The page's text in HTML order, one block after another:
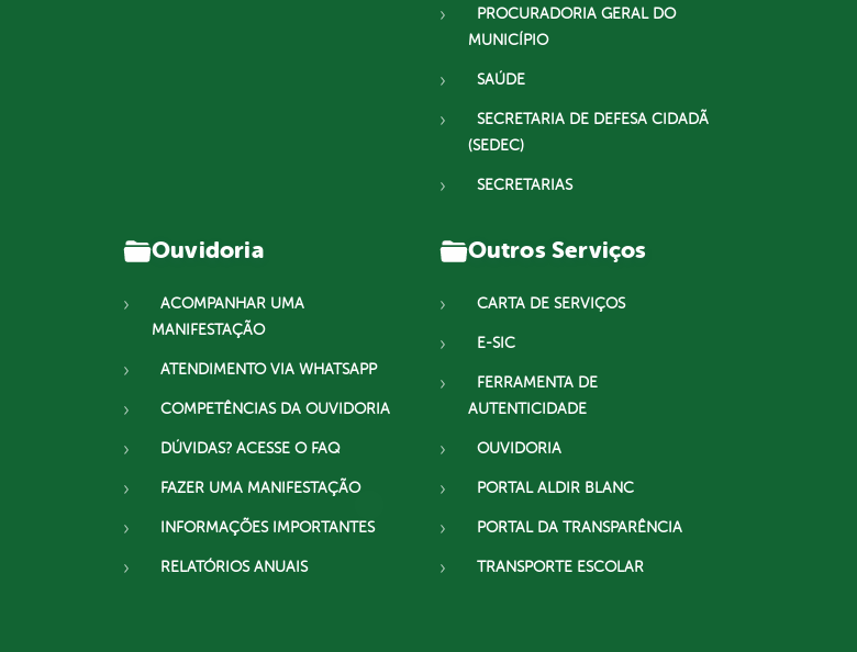
PROCURADORIA GERAL DO
MUNICÍPIO
SAÚDE
SECRETARIA DE DEFESA CIDADÃ
(SEDEC)
SECRETARIAS
Ouvidoria
ACOMPANHAR UMA
MANIFESTAÇÃO
ATENDIMENTO VIA WHATSAPP
COMPETÊNCIAS DA OUVIDORIA
DÚVIDAS? ACESSE O FAQ
FAZER UMA MANIFESTAÇÃO
INFORMAÇÕES IMPORTANTES
RELATÓRIOS ANUAIS
Outros Serviços
CARTA DE SERVIÇOS
E-SIC
FERRAMENTA DE
AUTENTICIDADE
OUVIDORIA
PORTAL ALDIR BLANC
PORTAL DA TRANSPARÊNCIA
TRANSPORTE ESCOLAR